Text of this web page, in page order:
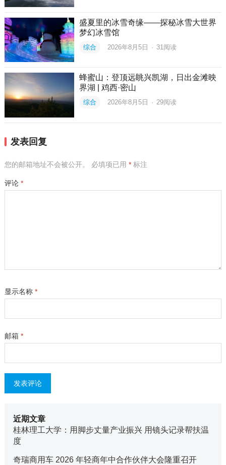
盛夏里的冰雪奇缘——探秘冰雪大世界
梦幻冰雪馆
综合 2026年8月5日 · 31 阅读
蜂蜜山：登顶远眺兴凯湖，日出金滩映
界湖 | 鸡西·密山
综合 2026年8月5日 · 29阅读
发表回复
您的邮箱地址不会被公开。 必填项已用 *标注
评论 *
显示名称 *
邮箱 *
近期文章
桂林理工大学：用脚步丈量产业振兴 用镜头记录帮扶温
度
奇瑞商用车 2026 年轻商年中合作伙伴大会隆重召开